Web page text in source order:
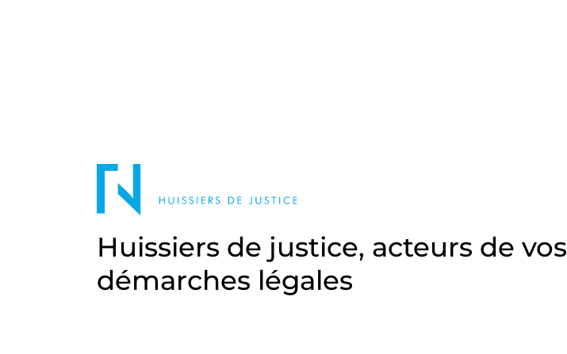
Huissiers de justice, acteurs de vos
démarches légales